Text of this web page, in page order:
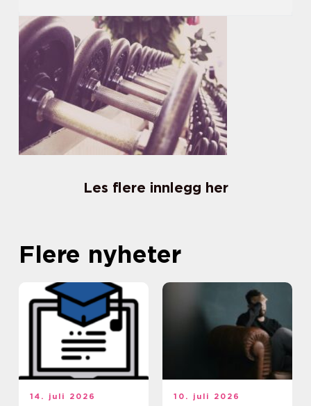
Les flere innlegg her
Flere nyheter
14. juli 2026 10. juli 2026